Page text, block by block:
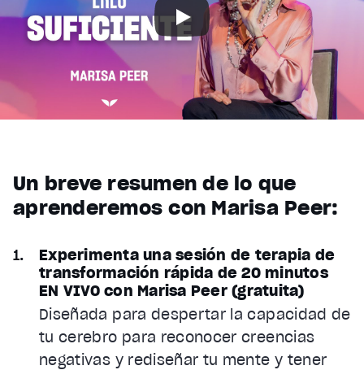
Un breve resumen de lo que
aprenderemos con Marisa Peer:
Experimenta una sesión de terapia de
transformación rápida de 20 minutos
EN VIVO con Marisa Peer (gratuita)
Diseñada para despertar la capacidad de
tu cerebro para reconocer creencias
negativas y rediseñar tu mente y tener